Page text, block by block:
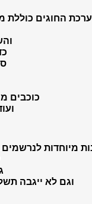
החוגים כוללת
כוכבים
מיוחדות
וגם לא ייגבה